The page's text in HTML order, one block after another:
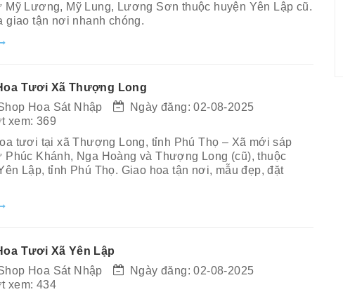
Mỹ Lương, Mỹ Lung, Lương Sơn thuộc huyện Yên Lập cũ.
giao tận nơi nhanh chóng.
Tươi Xã Thượng Long
Hoa Sát Nhập
Ngày đăng: 02-08-2025
xem: 369
tươi tại xã Thượng Long, tỉnh Phú Thọ – Xã mới sáp
Phúc Khánh, Nga Hoàng và Thượng Long (cũ), thuộc
Lập, tỉnh Phú Thọ. Giao hoa tận nơi, mẫu đẹp, đặt
Tươi Xã Yên Lập
Hoa Sát Nhập
Ngày đăng: 02-08-2025
xem: 434